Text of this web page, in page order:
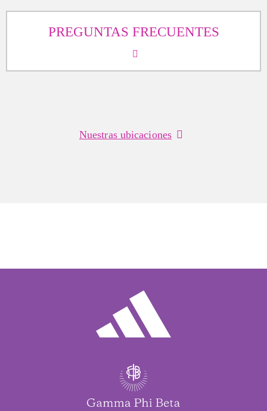
PREGUNTAS FRECUENTES
Nuestras ubicaciones